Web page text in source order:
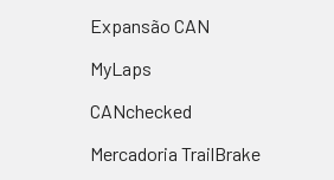
Expansão CAN
MyLaps
CANchecked
Mercadoria TrailBrake